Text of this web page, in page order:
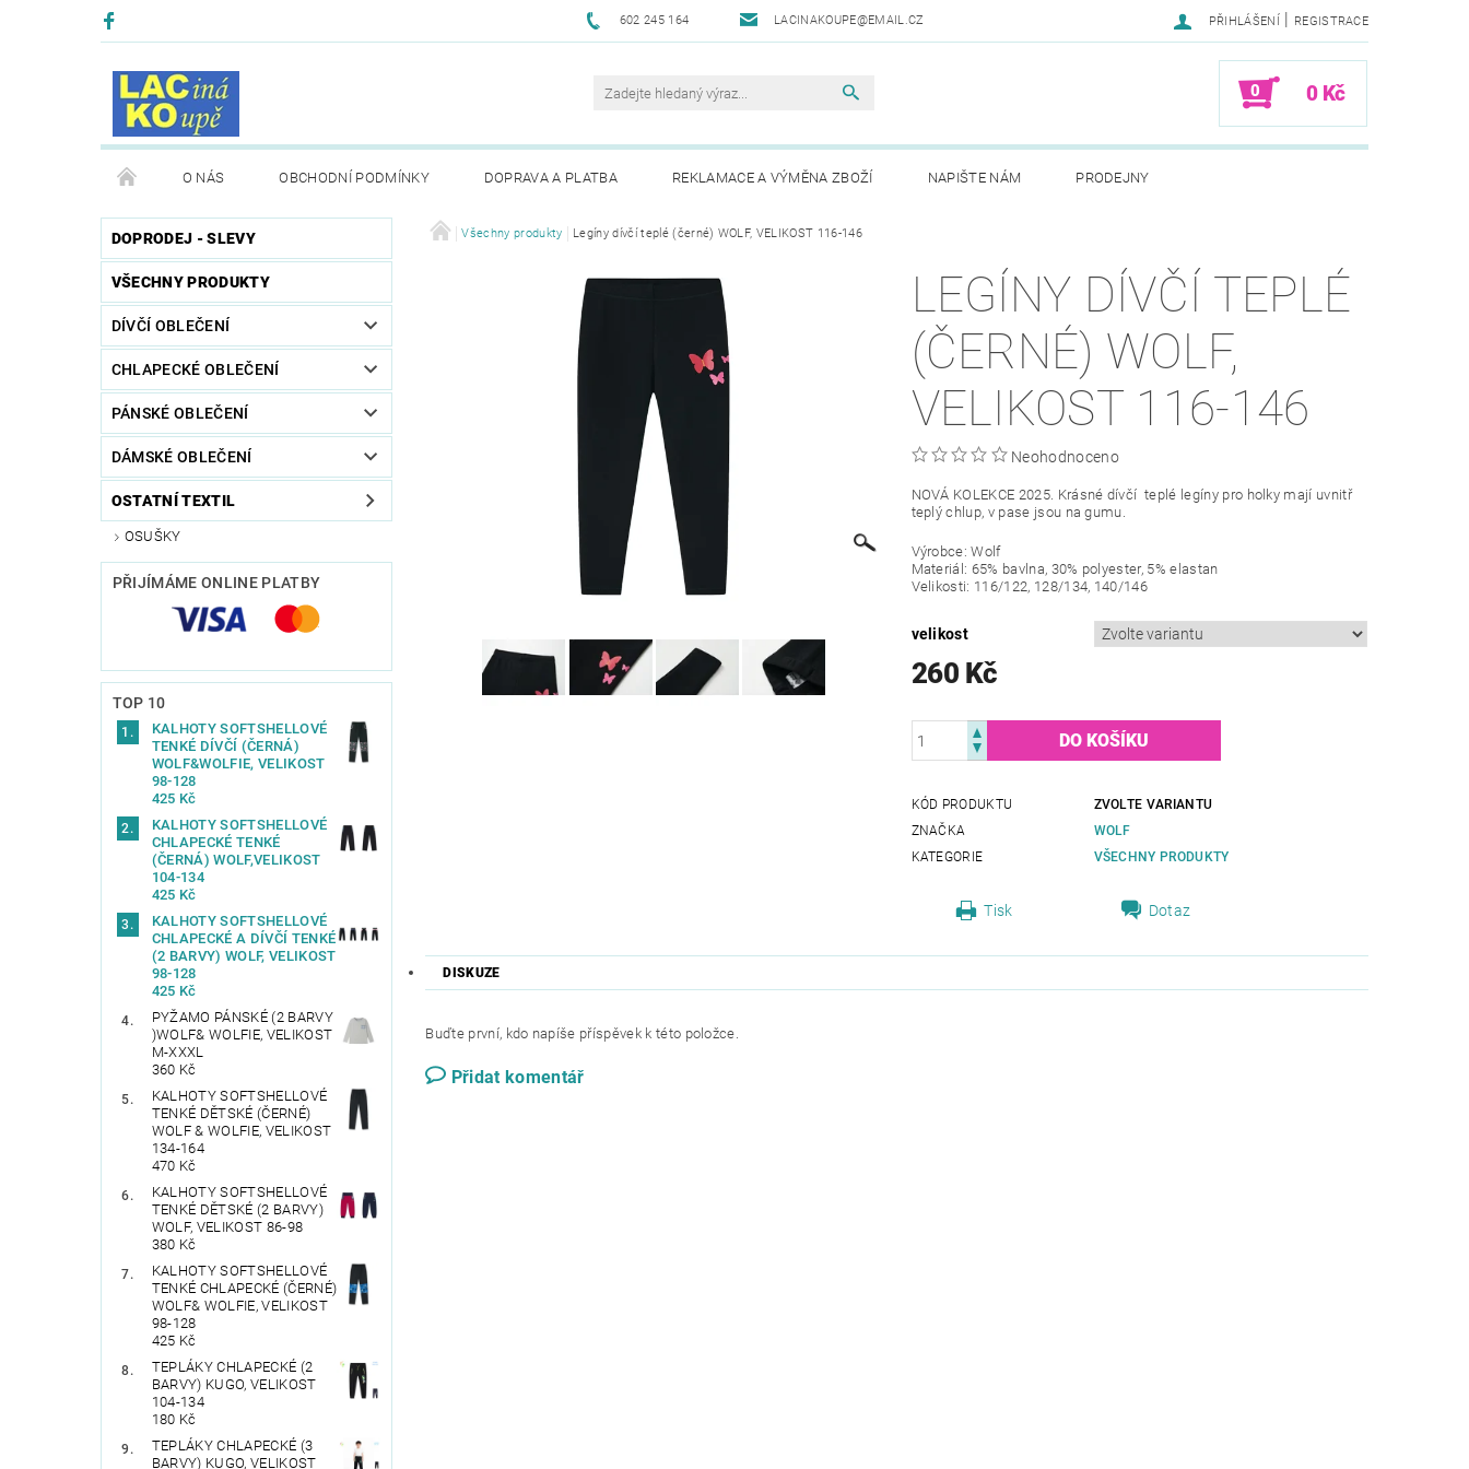
602 245 164 LACINAKOUPE@EMAIL.CZ PŘIHLÁŠENÍ | REGISTRACE
0 0 Kč
O NÁS OBCHODNÍ PODMÍNKY DOPRAVA A PLATBA REKLAMACE A VÝMĚNA ZBOŽÍ NAPIŠTE NÁM PRODEJNY
DOPRODEJ - SLEVY
VŠECHNY PRODUKTY
DÍVČÍ OBLEČENÍ
CHLAPECKÉ OBLEČENÍ
PÁNSKÉ OBLEČENÍ
DÁMSKÉ OBLEČENÍ
OSTATNÍ TEXTIL
OSUŠKY
PŘIJÍMÁME ONLINE PLATBY
TOP 10
KALHOTY SOFTSHELLOVÉ
TENKÉ DÍVČÍ (ČERNÁ)
WOLF&WOLFIE, VELIKOST
98-128
425 Kč
KALHOTY SOFTSHELLOVÉ
CHLAPECKÉ TENKÉ
(ČERNÁ) WOLF,VELIKOST
104-134
425 Kč
KALHOTY SOFTSHELLOVÉ
CHLAPECKÉ A DÍVČÍ TENKÉ
(2 BARVY) WOLF, VELIKOST
98-128
425 Kč
PYŽAMO PÁNSKÉ (2 BARVY
)WOLF& WOLFIE, VELIKOST
M-XXXL
360 Kč
KALHOTY SOFTSHELLOVÉ
TENKÉ DĚTSKÉ (ČERNÉ)
WOLF & WOLFIE, VELIKOST
134-164
470 Kč
KALHOTY SOFTSHELLOVÉ
TENKÉ DĚTSKÉ (2 BARVY)
WOLF, VELIKOST 86-98
380 Kč
KALHOTY SOFTSHELLOVÉ
TENKÉ CHLAPECKÉ (ČERNÉ)
WOLF& WOLFIE, VELIKOST
98-128
425 Kč
TEPLÁKY CHLAPECKÉ (2
BARVY) KUGO, VELIKOST
104-134
180 Kč
TEPLÁKY CHLAPECKÉ (3
BARVY) KUGO, VELIKOST
Všechny produkty Legíny dívčí teplé (černé) WOLF, VELIKOST 116-146
LEGÍNY DÍVČÍ TEPLÉ
(ČERNÉ) WOLF,
VELIKOST 116-146
Neohodnoceno
NOVÁ KOLEKCE 2025. Krásné dívčí teplé legíny pro holky mají uvnitř
teplý chlup, v pase jsou na gumu.
Výrobce: Wolf
Materiál: 65% bavlna, 30% polyester, 5% elastan
Velikosti: 116/122, 128/134, 140/146
velikost
260 Kč
KÓD PRODUKTU
ZVOLTE VARIANTU
ZNAČKA
WOLF
KATEGORIE
VŠECHNY PRODUKTY
Tisk Dotaz
DISKUZE
Buďte první, kdo napíše příspěvek k této položce.
Přidat komentář